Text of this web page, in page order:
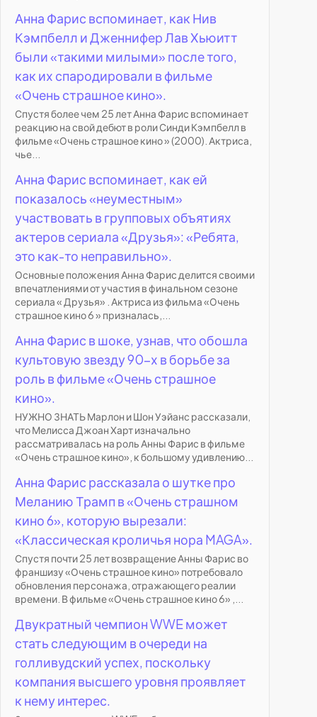
Анна Фарис вспоминает, как Нив
Кэмпбелл и Дженнифер Лав Хьюитт
были «такими милыми» после того,
как их спародировали в фильме
«Очень страшное кино».
Спустя более чем 25 лет Анна Фарис вспоминает
реакцию на свой дебют в роли Синди Кэмпбелл в
фильме «Очень страшное кино » (2000). Актриса,
чье...
Анна Фарис вспоминает, как ей
показалось «неуместным»
участвовать в групповых объятиях
актеров сериала «Друзья»: «Ребята,
это как-то неправильно».
Основные положения Анна Фарис делится своими
впечатлениями от участия в финальном сезоне
сериала « Друзья» . Актриса из фильма «Очень
страшное кино 6 » призналась,...
Анна Фарис в шоке, узнав, что обошла
культовую звезду 90-х в борьбе за
роль в фильме «Очень страшное
кино».
НУЖНО ЗНАТЬ Марлон и Шон Уэйанс рассказали,
что Мелисса Джоан Харт изначально
рассматривалась на роль Анны Фарис в фильме
«Очень страшное кино», к большому удивлению...
Анна Фарис рассказала о шутке про
Меланию Трамп в «Очень страшном
кино 6», которую вырезали:
«Классическая кроличья нора MAGA».
Спустя почти 25 лет возвращение Анны Фарис во
франшизу «Очень страшное кино» потребовало
обновления персонажа, отражающего реалии
времени. В фильме «Очень страшное кино 6» ,...
Двукратный чемпион WWE может
стать следующим в очереди на
голливудский успех, поскольку
компания высшего уровня проявляет
к нему интерес.